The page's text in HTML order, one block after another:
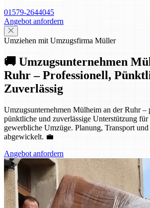
01579-2644045
Angebot anfordern
Umziehen mit Umzugsfirma Müller
🚚 Umzugsunternehmen
Ruhr – Professionell,
Zuverlässig
Umzugsunternehmen Mülheim an der Ruhr –
pünktliche und zuverlässige Unterstützung für
gewerbliche Umzüge. Planung, Transport
abgewickelt. 💼
Angebot anfordern